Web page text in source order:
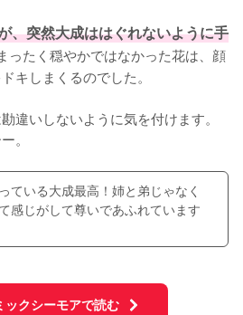
、突然大成ははぐれないように手
ったく穏やかではなかった花は、顔
キしまくるのでした。
違いしないように気を付けます。
。
ている大成最高！姉と弟じゃなく
感じがして尊いであふれています
ックシーモアで読む